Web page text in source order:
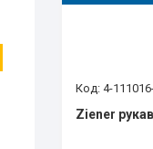
4-
Ziener